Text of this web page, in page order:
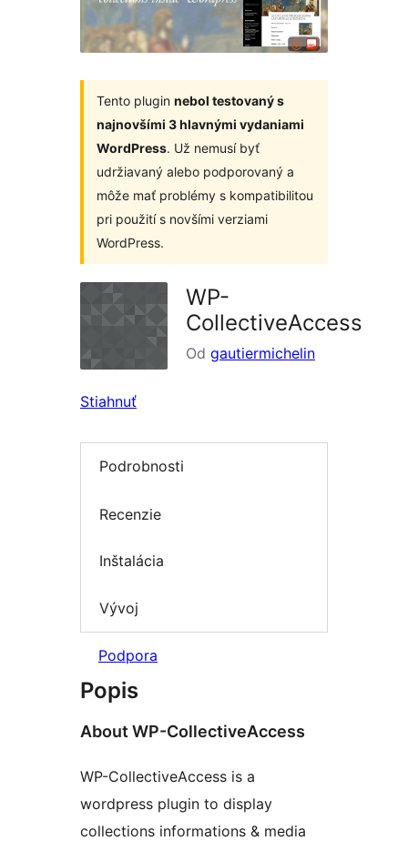
Tento plugin nebol testovaný s
najnovšími 3 hlavnými vydaniami
WordPress. Už nemusí byť
udržiavaný alebo podporovaný a
môže mať problémy s kompatibilitou
pri použití s novšími verziami
WordPress.
WP-
CollectiveAccess
Od gautiermichelin
Stiahnuť
Podrobnosti
Recenzie
Inštalácia
Vývoj
Podpora
Popis
About WP-CollectiveAccess
WP-CollectiveAccess is a
wordpress plugin to display
collections informations & media